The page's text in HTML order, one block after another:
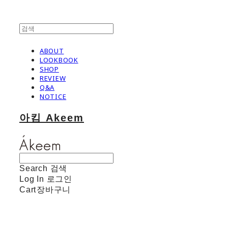
ABOUT
LOOKBOOK
SHOP
REVIEW
Q&A
NOTICE
아킴 Akeem
Search 검색
Log In 로그인
Cart장바구니